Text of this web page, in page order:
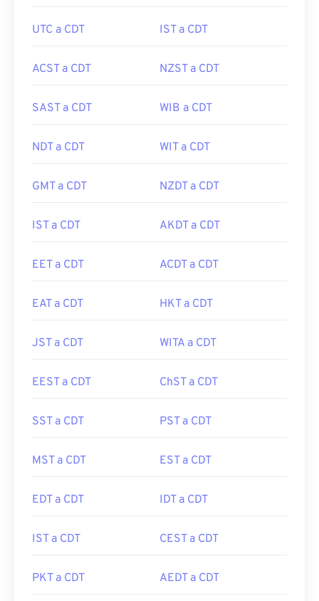
UTC a CDT IST a CDT
ACST a CDT NZST a CDT
SAST a CDT WIB a CDT
NDT a CDT WIT a CDT
GMT a CDT NZDT a CDT
IST a CDT AKDT a CDT
EET a CDT ACDT a CDT
EAT a CDT HKT a CDT
JST a CDT WITA a CDT
EEST a CDT ChST a CDT
SST a CDT PST a CDT
MST a CDT EST a CDT
EDT a CDT IDT a CDT
IST a CDT CEST a CDT
PKT a CDT AEDT a CDT